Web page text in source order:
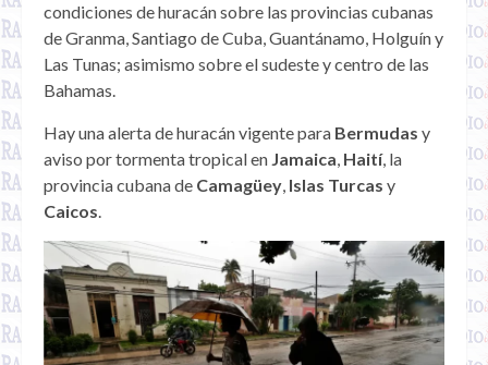
condiciones de huracán sobre las provincias cubanas
de Granma, Santiago de Cuba, Guantánamo, Holguín y
Las Tunas; asimismo sobre el sudeste y centro de las
Bahamas.
Hay una alerta de huracán vigente para Bermudas y
aviso por tormenta tropical en Jamaica, Haití, la
provincia cubana de Camagüey, Islas Turcas y
Caicos.